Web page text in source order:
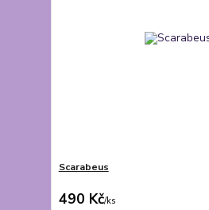
Scarabeus
490 Kč/ks